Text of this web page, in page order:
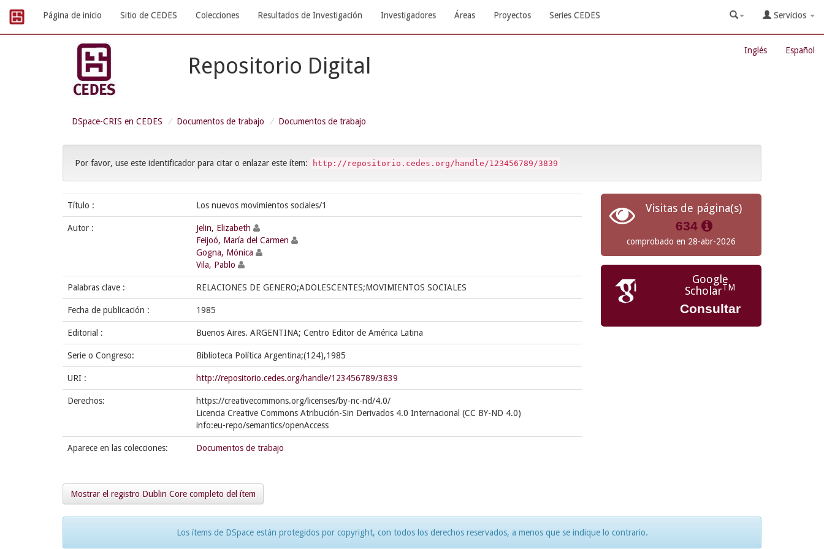
navigation
Página de inicio Sitio de CEDES Colecciones Resultados de Investigación Investigadores Áreas Proyectos Series CEDES Servicios
Inglés Español
Repositorio Digital
DSpace-CRIS en CEDES Documentos de trabajo Documentos de trabajo
Por favor, use este identificador para citar o enlazar este ítem: http://repositorio.cedes.org/handle/123456789/3839
Título : Los nuevos movimientos sociales/1
Autor :
Jelin, Elizabeth
Feijoó, María del Carmen
Gogna, Mónica
Vila, Pablo
Palabras clave : RELACIONES DE GENERO;ADOLESCENTES;MOVIMIENTOS SOCIALES
Fecha de publicación : 1985
Editorial : Buenos Aires. ARGENTINA; Centro Editor de América Latina
Serie o Congreso: Biblioteca Política Argentina;(124),1985
URI : http://repositorio.cedes.org/handle/123456789/3839
Derechos:
https://creativecommons.org/licenses/by-nc-nd/4.0/
Licencia Creative Commons Atribución-Sin Derivados 4.0 Internacional (CC BY-ND 4.0)
info:eu-repo/semantics/openAccess
Aparece en las colecciones: Documentos de trabajo
Mostrar el registro Dublin Core completo del ítem
Visitas de página(s)
634
comprobado en 28-abr-2026
Google
ScholarTM
Consultar
Los ítems de DSpace están protegidos por copyright, con todos los derechos reservados, a menos que se indique lo contrario.